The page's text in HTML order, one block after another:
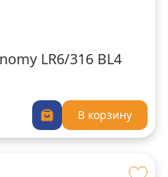
LR6/316 BL4
В корзину